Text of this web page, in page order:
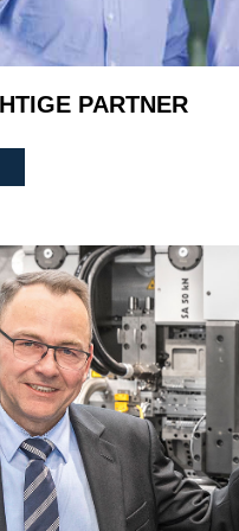
PARTNER